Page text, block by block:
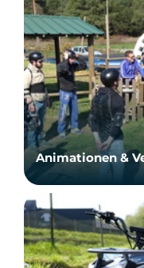
Animationen &